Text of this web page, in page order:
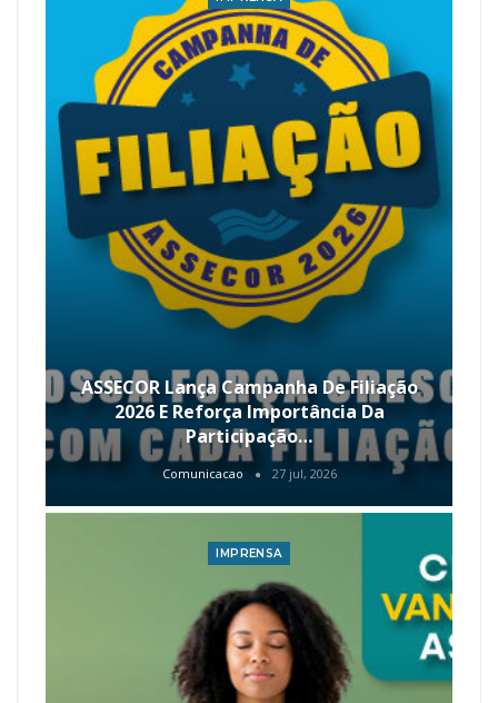
ASSECOR Lança Campanha De Filiação
2026 E Reforça Importância Da
Participação…
Comunicacao 27 jul, 2026
IMPRENSA